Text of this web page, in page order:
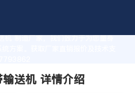
机 制造厂家，我们致力于为您量身
方案。获取厂家直销报价及技术支
送机 详情介绍